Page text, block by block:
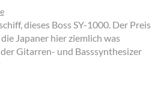
dieses Boss SY-1000. Der Preis
Japaner hier ziemlich was
Gitarren- und Basssynthesizer